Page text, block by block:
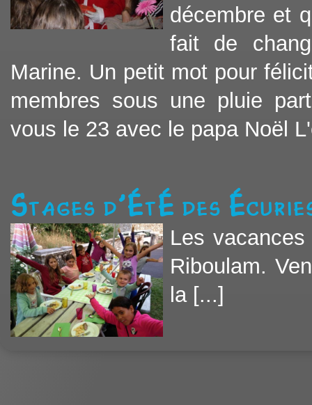
décembre et
fait de
Marine. Un petit mot pour
membres sous une pluie
vous le 23 avec le papa Noël
Stages d'été des
Les
Riboulam.
la [...]